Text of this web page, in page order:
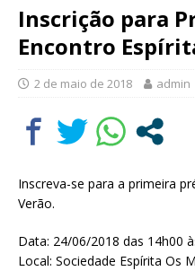
Inscrição para
Encontro
2 de maio de 2018 admin
Inscreva-se para a primeira
Verão.
Data: 24/06/2018 das 14h00
Local: Sociedade Espírita Os